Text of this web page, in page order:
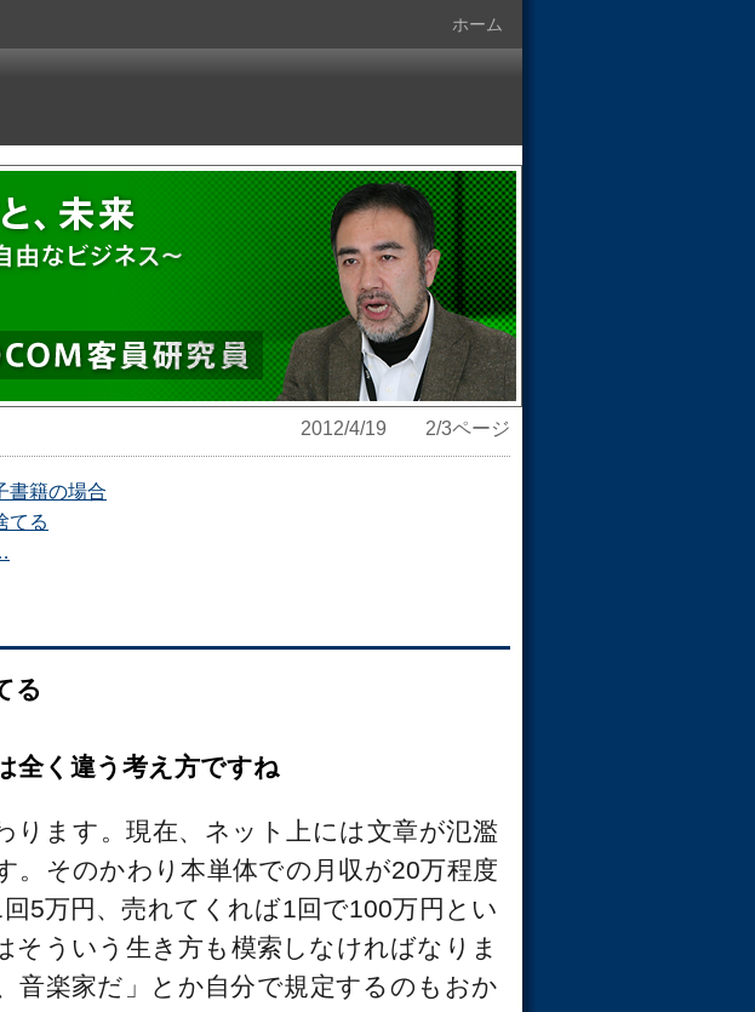
ホーム
2012/4/19 2/3ページ
書籍の場合
てる
る
く違う考え方ですね
ります。現在、ネット上には文章が氾濫
。そのかわり本単体での月収が20万程度
5万円、売れてくれば1回で100万円とい
そういう生き方も模索しなければなりま
音楽家だ」とか自分で規定するのもおか